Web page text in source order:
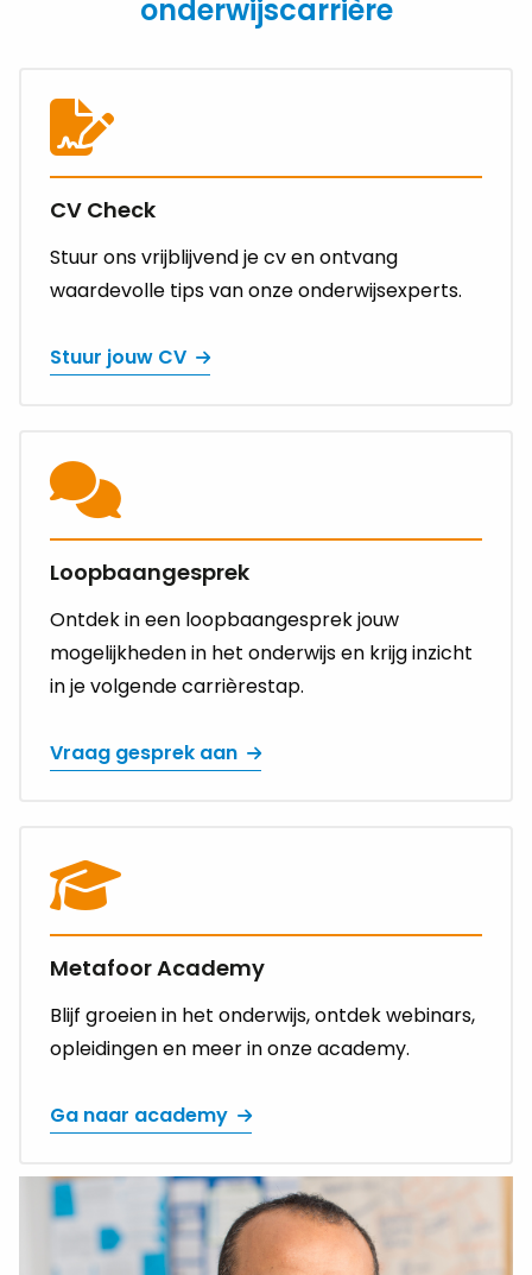
onderwijscarrière
CV Check
Stuur ons vrijblijvend je cv en ontvang
waardevolle tips van onze onderwijsexperts.
Stuur jouw CV
meer
over
jouw
Loopbaangesprek
Ontdek in een loopbaangesprek jouw
mogelijkheden in het onderwijs en krijg inzicht
in je volgende carrièrestap.
Vraag gesprek aan
meer
over
gesprek
aan
Metafoor Academy
Blijf groeien in het onderwijs, ontdek webinars,
opleidingen en meer in onze academy.
Ga naar academy
meer
over
naar
academy